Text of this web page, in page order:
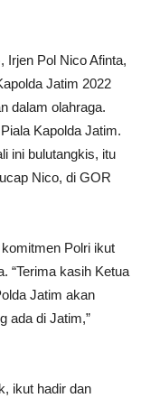
Irjen Pol Nico Afinta,
Jatim 2022
dalam olahraga.
Kapolda Jatim.
ini bulutangkis, itu
Nico, di GOR
Polri ikut
“Terima kasih Ketua
Jatim akan
ada di Jatim,”
ikut hadir dan